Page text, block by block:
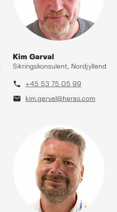
Kim Garval
Sikringskonsulent, Nordjylland
phone +45 53 75 05 99
mail kim.garval@heras.com